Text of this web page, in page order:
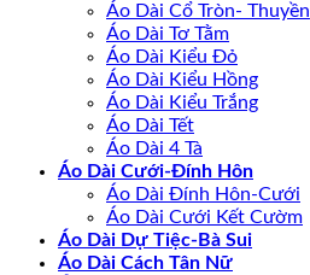
Áo Dài Cổ Tròn- Thuyền
Áo Dài Tơ Tằm
Áo Dài Kiểu Đỏ
Áo Dài Kiểu Hồng
Áo Dài Kiểu Trắng
Áo Dài Tết
Áo Dài 4 Tà
Áo Dài Cưới-Đính Hôn
Áo Dài Đính Hôn-Cưới
Áo Dài Cưới Kết Cườm
Áo Dài Dự Tiệc-Bà Sui
Áo Dài Cách Tân Nữ